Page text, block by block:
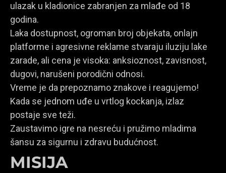
ulazak u kladionice zabranjen za mlađe od 18
godina.
Laka dostupnost, ogroman broj objekata, onlajn
platforme i agresivne reklame stvaraju iluziju lake
zarade, ali cena je visoka: anksioznost, zavisnost,
dugovi, narušeni porodični odnosi.
Vreme je da prepoznamo znakove i reagujemo!
Kada se jednom uđe u vrtlog kockanja, izlaz
postaje sve teži.
Zaustavimo igre na nesreću i pružimo mladima
šansu za sigurnu i zdravu budućnost.
MISIJA